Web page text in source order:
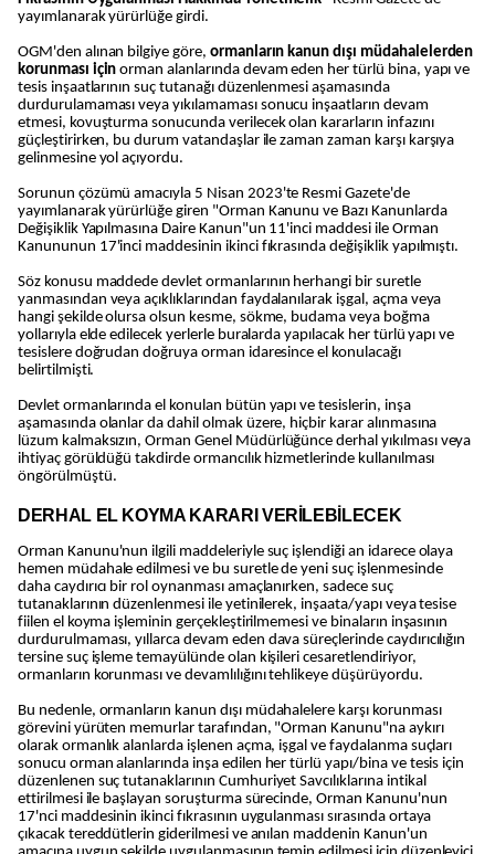
yayımlanarak yürürlüğe girdi.
OGM'den alınan bilgiye göre, ormanların kanun dışı müdahalelerden
korunması için orman alanlarında devam eden her türlü bina, yapı ve
tesis inşaatlarının suç tutanağı düzenlenmesi aşamasında
durdurulamaması veya yıkılamaması sonucu inşaatların devam
etmesi, kovuşturma sonucunda verilecek olan kararların infazını
güçleştirirken, bu durum vatandaşlar ile zaman zaman karşı karşıya
gelinmesine yol açıyordu.
Sorunun çözümü amacıyla 5 Nisan 2023'te Resmi Gazete'de
yayımlanarak yürürlüğe giren "Orman Kanunu ve Bazı Kanunlarda
Değişiklik Yapılmasına Daire Kanun"un 11'inci maddesi ile Orman
Kanununun 17'inci maddesinin ikinci fıkrasında değişiklik yapılmıştı.
Söz konusu maddede devlet ormanlarının herhangi bir suretle
yanmasından veya açıklıklarından faydalanılarak işgal, açma veya
hangi şekilde olursa olsun kesme, sökme, budama veya boğma
yollarıyla elde edilecek yerlerle buralarda yapılacak her türlü yapı ve
tesislere doğrudan doğruya orman idaresince el konulacağı
belirtilmişti.
Devlet ormanlarında el konulan bütün yapı ve tesislerin, inşa
aşamasında olanlar da dahil olmak üzere, hiçbir karar alınmasına
lüzum kalmaksızın, Orman Genel Müdürlüğünce derhal yıkılması veya
ihtiyaç görüldüğü takdirde ormancılık hizmetlerinde kullanılması
öngörülmüştü.
DERHAL EL KOYMA KARARI VERİLEBİLECEK
Orman Kanunu'nun ilgili maddeleriyle suç işlendiği an idarece olaya
hemen müdahale edilmesi ve bu suretle de yeni suç işlenmesinde
daha caydırıcı bir rol oynanması amaçlanırken, sadece suç
tutanaklarının düzenlenmesi ile yetinilerek, inşaata/yapı veya tesise
fiilen el koyma işleminin gerçekleştirilmemesi ve binaların inşasının
durdurulmaması, yıllarca devam eden dava süreçlerinde caydırıcılığın
tersine suç işleme temayülünde olan kişileri cesaretlendiriyor,
ormanların korunması ve devamlılığını tehlikeye düşürüyordu.
Bu nedenle, ormanların kanun dışı müdahalelere karşı korunması
görevini yürüten memurlar tarafından, "Orman Kanunu"na aykırı
olarak ormanlık alanlarda işlenen açma, işgal ve faydalanma suçları
sonucu orman alanlarında inşa edilen her türlü yapı/bina ve tesis için
düzenlenen suç tutanaklarının Cumhuriyet Savcılıklarına intikal
ettirilmesi ile başlayan soruşturma sürecinde, Orman Kanunu'nun
17'nci maddesinin ikinci fıkrasının uygulanması sırasında ortaya
çıkacak tereddütlerin giderilmesi ve anılan maddenin Kanun'un